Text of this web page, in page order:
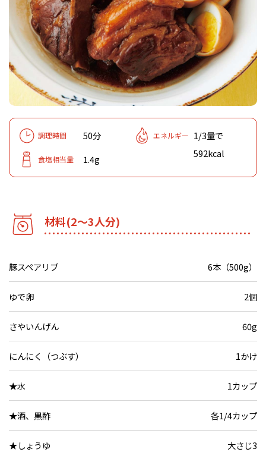
調理時間 50分 エネルギー 1/3量で
592kcal
食塩相当量 1.4g
材料(2～3人分)
豚スペアリブ 6本（500g）
ゆで卵 2個
さやいんげん 60g
にんにく（つぶす） 1かけ
★水 1カップ
★酒、黒酢 各1/4カップ
★しょうゆ 大さじ3